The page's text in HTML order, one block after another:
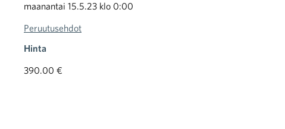
maanantai 15.5.23 klo 0:00
Peruutusehdot
Hinta
390.00 €